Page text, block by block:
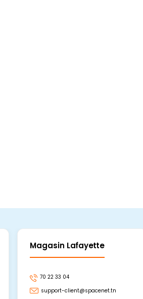
Magasin Lafayette
70 22 33 04
support-client@spacenet.tn